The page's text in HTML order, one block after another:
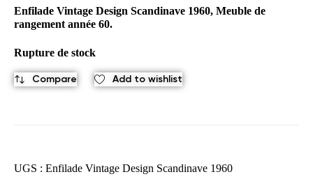
Enfilade Vintage Design Scandinave 1960, Meuble de
rangement année 60.
Rupture de stock
Compare Add to wishlist
UGS : Enfilade Vintage Design Scandinave 1960